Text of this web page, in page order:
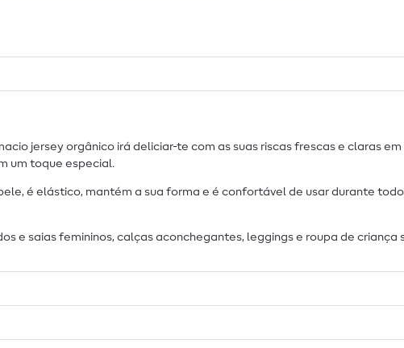
jersey orgânico irá deliciar-te com as suas riscas frescas e claras
um toque especial.
é elástico, mantém a sua forma e é confortável de usar durante
e saias femininos, calças aconchegantes, leggings e roupa de criança